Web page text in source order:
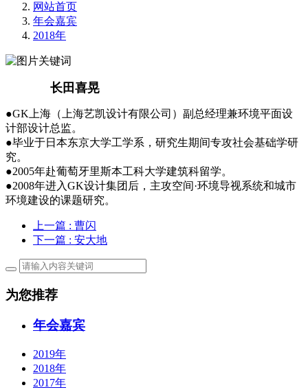
网站首页
年会嘉宾
2018年
长田喜晃
●GK上海（上海艺凯设计有限公司）副总经理兼环境平面设
计部设计总监。
●毕业于日本东京大学工学系，研究生期间专攻社会基础学研
究。
●2005年赴葡萄牙里斯本工科大学建筑科留学。
●2008年进入GK设计集团后，主攻空间·环境导视系统和城市
环境建设的课题研究。
上一篇 : 曹闪
下一篇 : 安大地
为您推荐
年会嘉宾
2019年
2018年
2017年